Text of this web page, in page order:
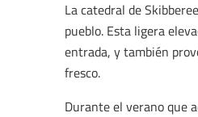
La catedral de
pueblo. Esta ligera
entrada, y también
fresco.
Durante el verano que